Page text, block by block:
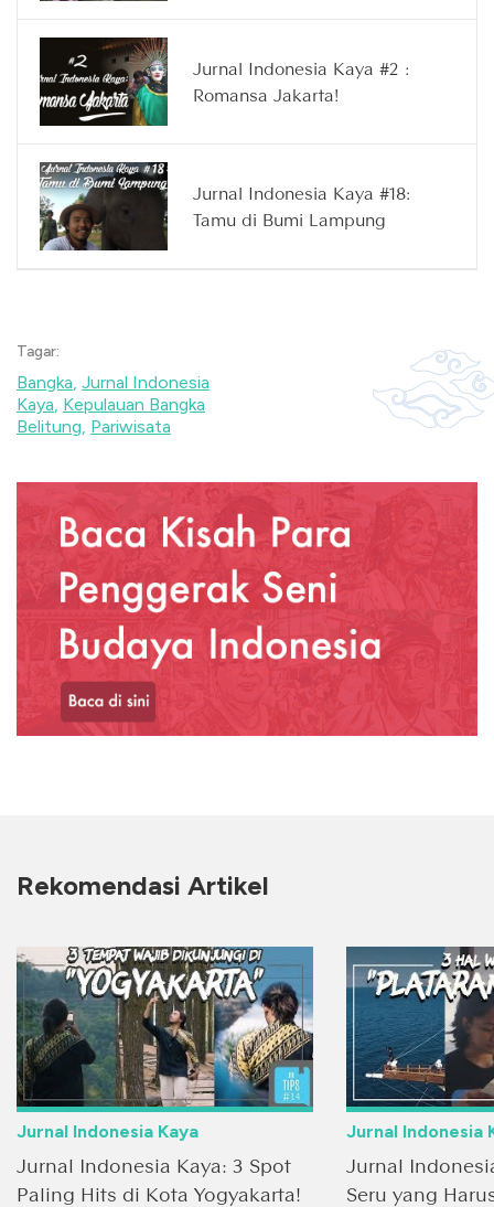
Jurnal Indonesia Kaya #2 :
Romansa Jakarta!
Jurnal Indonesia Kaya #18:
Tamu di Bumi Lampung
Tagar:
Bangka, Jurnal Indonesia
Kaya, Kepulauan Bangka
Belitung, Pariwisata
Rekomendasi Artikel
Jurnal Indonesia Kaya
Jurnal Indonesia Kaya: 3 Spot
Paling Hits di Kota Yogyakarta!
Jurnal Indonesia
Jurnal
Seru yang